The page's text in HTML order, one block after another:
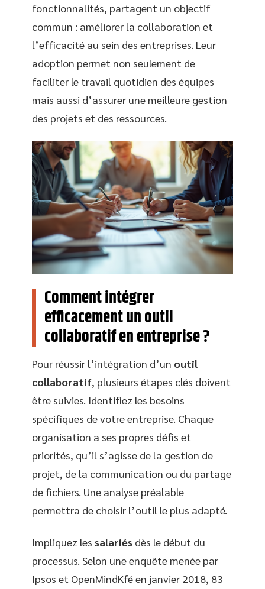
fonctionnalités, partagent un objectif
commun : améliorer la collaboration et
l’efficacité au sein des entreprises. Leur
adoption permet non seulement de
faciliter le travail quotidien des équipes
mais aussi d’assurer une meilleure gestion
des projets et des ressources.
Comment intégrer
efficacement un outil
collaboratif en entreprise ?
Pour réussir l’intégration d’un outil
collaboratif, plusieurs étapes clés doivent
être suivies. Identifiez les besoins
spécifiques de votre entreprise. Chaque
organisation a ses propres défis et
priorités, qu’il s’agisse de la gestion de
projet, de la communication ou du partage
de fichiers. Une analyse préalable
permettra de choisir l’outil le plus adapté.
Impliquez les salariés dès le début du
processus. Selon une enquête menée par
Ipsos et OpenMindKfé en janvier 2018, 83